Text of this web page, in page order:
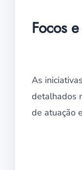
Focos
As
detalhados
de atuação